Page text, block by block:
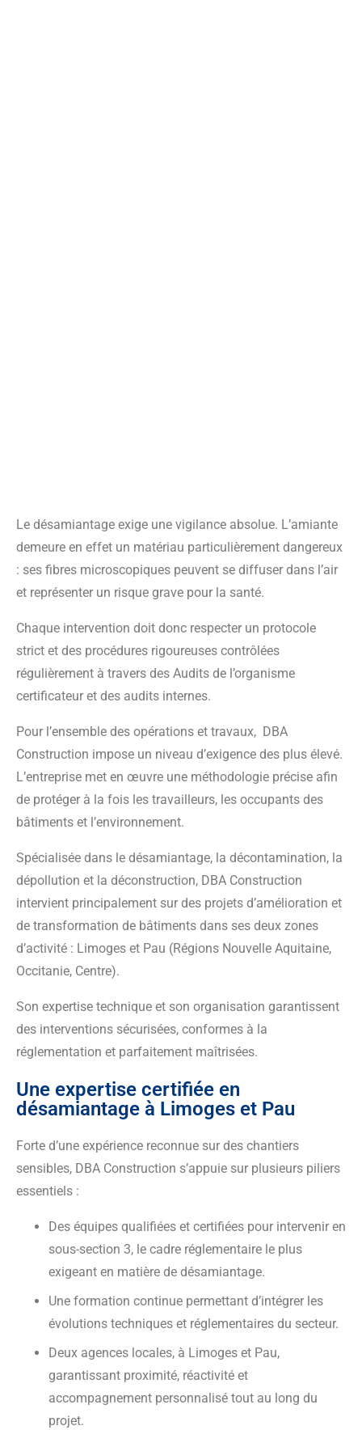
Le désamiantage exige une vigilance absolue. L’amiante
demeure en effet un matériau particulièrement dangereux
: ses fibres microscopiques peuvent se diffuser dans l’air
et représenter un risque grave pour la santé.
Chaque intervention doit donc respecter un protocole
strict et des procédures rigoureuses contrôlées
régulièrement à travers des Audits de l’organisme
certificateur et des audits internes.
Pour l’ensemble des opérations et travaux, DBA
Construction impose un niveau d’exigence des plus élevé.
L’entreprise met en œuvre une méthodologie précise afin
de protéger à la fois les travailleurs, les occupants des
bâtiments et l’environnement.
Spécialisée dans le désamiantage, la décontamination, la
dépollution et la déconstruction, DBA Construction
intervient principalement sur des projets d’amélioration et
de transformation de bâtiments dans ses deux zones
d’activité : Limoges et Pau (Régions Nouvelle Aquitaine,
Occitanie, Centre).
Son expertise technique et son organisation garantissent
des interventions sécurisées, conformes à la
réglementation et parfaitement maîtrisées.
Une expertise certifiée en
désamiantage à Limoges et Pau
Forte d’une expérience reconnue sur des chantiers
sensibles, DBA Construction s’appuie sur plusieurs piliers
essentiels :
Des équipes qualifiées et certifiées pour intervenir en
sous-section 3, le cadre réglementaire le plus
exigeant en matière de désamiantage.
Une formation continue permettant d’intégrer les
évolutions techniques et réglementaires du secteur.
Deux agences locales, à Limoges et Pau,
garantissant proximité, réactivité et
accompagnement personnalisé tout au long du
projet.